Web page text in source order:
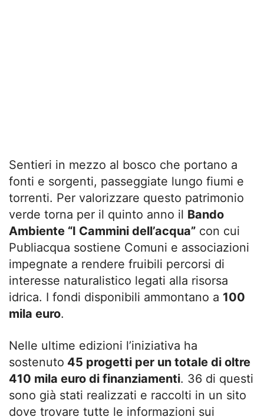
Sentieri in mezzo al bosco che portano a
fonti e sorgenti, passeggiate lungo fiumi e
torrenti. Per valorizzare questo patrimonio
verde torna per il quinto anno il Bando
Ambiente “I Cammini dell’acqua” con cui
Publiacqua sostiene Comuni e associazioni
impegnate a rendere fruibili percorsi di
interesse naturalistico legati alla risorsa
idrica. I fondi disponibili ammontano a 100
mila euro.
Nelle ultime edizioni l’iniziativa ha
sostenuto 45 progetti per un totale di oltre
410 mila euro di finanziamenti. 36 di questi
sono già stati realizzati e raccolti in un sito
dove trovare tutte le informazioni sui